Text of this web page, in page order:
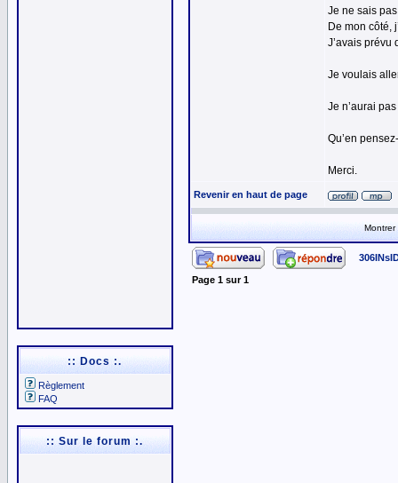
:: Docs :.
Règlement
FAQ
:: Sur le forum :.
Je ne sais
De mon côté,
J’avais prévu
Je voulais
Je n’aurai
Qu’en
Merci.
Revenir en haut de page
Page 1 sur1